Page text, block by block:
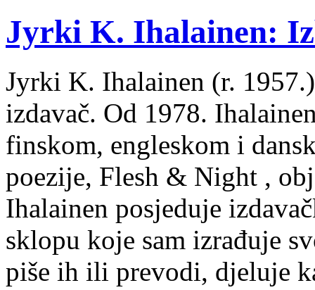
Jyrki K. Ihalainen:
Jyrki K. Ihalainen (r.
izdavač. Od 1978.
finskom, engleskom i
poezije, Flesh & Night ,
Ihalainen posjeduje
sklopu koje sam izrađuje
piše ih ili prevodi, djeluje